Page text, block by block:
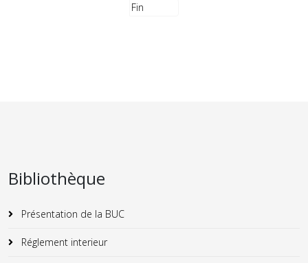
Fin
Bibliothèque
Présentation de la BUC
Réglement interieur